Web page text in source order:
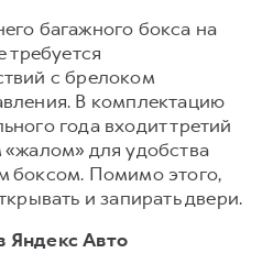
багажного бокса на
требуется
с брелоком
В комплектацию
года входит третий
для удобства
боксом. Помимо этого,
и запирать двери.
Яндекс Авто